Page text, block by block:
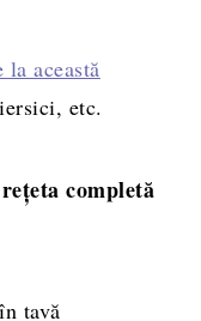
la această
etc.
completă